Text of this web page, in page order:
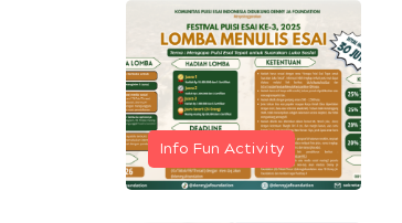
Info Fun Activity